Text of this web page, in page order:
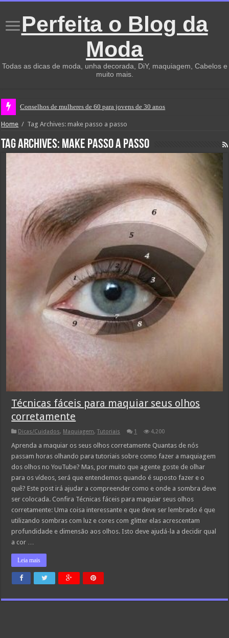
Perfeita o Blog da
Moda
Todas as dicas de moda, unha decorada, DiY, maquiagem, Cabelos e
muito mais.
Conselhos de mulheres de 60 para jovens de 30 anos
Home / Tag Archives: make passo a passo
Tag Archives: make passo a passo
Técnicas fáceis para maquiar seus olhos
corretamente
Dicas/Cuidados, Maquiagem,Tutoriais 1 4,200
Aprenda a maquiar os seus olhos corretamente Quantas de nós
passam horas olhando para tutoriais sobre como fazer a maquiagem
dos olhos no YouTube? Mas, por muito que agente goste de olhar
para os vídeos, será que entendemos quando é suposto fazer e o
quê? Este post irá ajudar a compreender como e onde a sombra deve
ser colocada. Confira Técnicas fáceis para maquiar seus olhos
corretamente: Uma coisa interessante e que deve ser lembrado é que
utilizando sombras com luz e cores com glitter elas acrescentam
profundidade e dimensão aos olhos. Isto deve ajudá-la a decidir qual
a cor …
Leia mais